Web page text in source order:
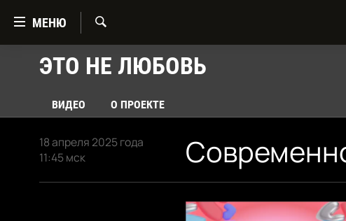
Ссылки
Перейти
к
контенту
навигации
Перейти
МЕНЮ
ГЛАВНАЯ
МУЗЫКА
СТЕНДАП
ФИЛЬМЫ
ВСЕ ПРОЕКТЫ
ЭТО НЕ ЛЮБОВЬ
ВИДЕО О ПРОЕКТЕ
18 апреля 2025 года
11:45 мск